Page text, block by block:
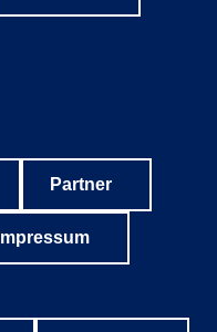
Partner
Impressum